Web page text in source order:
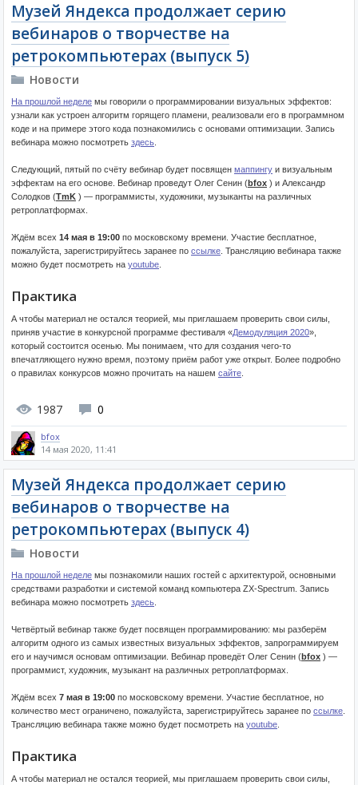
Музей Яндекса продолжает серию
вебинаров о творчестве на
ретрокомпьютерах (выпуск 5)
Новости
На прошлой неделе мы говорили о программировании визуальных эффектов:
узнали как устроен алгоритм горящего пламени, реализовали его в программном
коде и на примере этого кода познакомились с основами оптимизации. Запись
вебинара можно посмотреть здесь
Следующий, пятый по счёту вебинар будет посвящен маппингу и визуальным
эффектам на его основе. Вебинар проведут Олег Сенин (bfox ) и Александр
Солодков (TmK ) — программисты, художники, музыканты на различных
ретроплатформах.
Ждём всех 14 мая в 19:00 по московскому времени. Участие бесплатное,
пожалуйста, зарегистрируйтесь заранее по ссылке . Трансляцию вебинара также
можно будет посмотреть на youtube
Практика
А чтобы материал не остался теорией, мы приглашаем проверить свои силы,
приняв участие в конкурсной программе фестиваля «Демодуляция 2020»,
который состоится осенью. Мы понимаем, что для создания чего-то
впечатляющего нужно время, поэтому приём работ уже открыт. Более подробно
о правилах конкурсов можно прочитать на нашем сайте
1987 0
bfox
14 мая 2020, 11:41
Музей Яндекса продолжает серию
вебинаров о творчестве на
ретрокомпьютерах (выпуск 4)
Новости
На прошлой неделе мы познакомили наших гостей с архитектурой, основными
средствами разработки и системой команд компьютера ZX-Spectrum. Запись
вебинара можно посмотреть здесь
Четвёртый вебинар также будет посвящен программированию: мы разберём
алгоритм одного из самых известных визуальных эффектов, запрограммируем
его и научимся основам оптимизации. Вебинар проведёт Олег Сенин (bfox ) —
программист, художник, музыкант на различных ретроплатформах.
Ждём всех 7 мая в 19:00 по московскому времени. Участие бесплатное, но
количество мест ограничено, пожалуйста, зарегистрируйтесь заранее по ссылке
Трансляцию вебинара также можно будет посмотреть на youtube
Практика
А чтобы материал не остался теорией, мы приглашаем проверить свои силы,